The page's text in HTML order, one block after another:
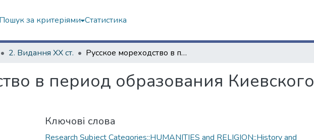
за критеріями Статистика
2. Видання ХХ ст. Русское мореходство в период образования Киевского государства
в период образования Киевского
Ключові слова
Research Subject Categories::HUMANITIES and RELIGION::History and